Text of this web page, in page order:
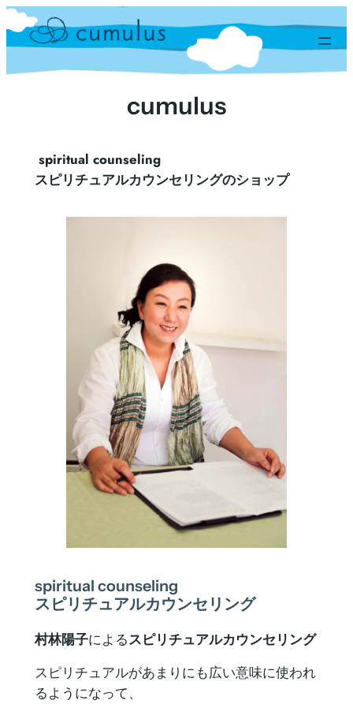
内
容
ス
cumulus
spiritual counseling
スピリチュアルカウンセリングのショップ
spiritual counseling
スピリチュアルカウンセリング
村林陽子によるスピリチュアルカウンセリング
スピリチュアルがあまりにも広い意味に使われ
るようになって、